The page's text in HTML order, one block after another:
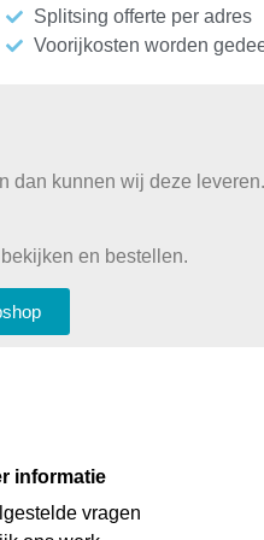
Splitsing offerte per adres
Voorijkosten worden
dan kunnen wij deze
en bestellen.
informatie
vragen